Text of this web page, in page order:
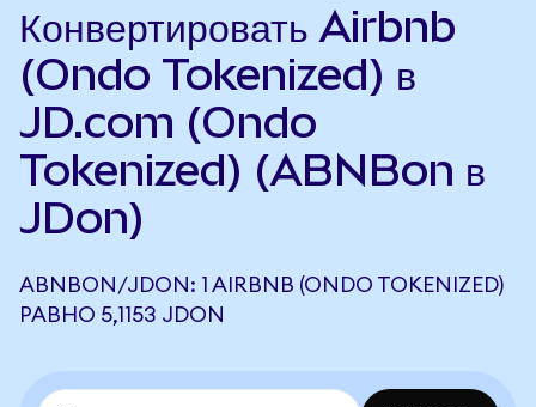
Конвертировать Airbnb
(Ondo Tokenized) в
JD.com (Ondo
Tokenized) (ABNBon в
JDon)
ABNBON/JDON: 1 AIRBNB (ONDO TOKENIZED)
РАВНО 5,1153 JDON